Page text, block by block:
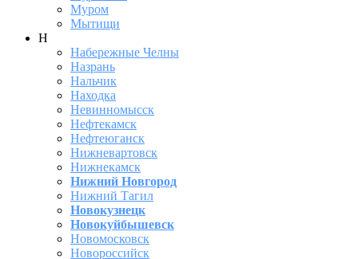
Муром
Мытищи
Н
Набережные Челны
Назрань
Нальчик
Находка
Невинномысск
Нефтекамск
Нефтеюганск
Нижневартовск
Нижнекамск
Нижний Новгород
Нижний Тагил
Новокузнецк
Новокуйбышевск
Новомосковск
Новороссийск